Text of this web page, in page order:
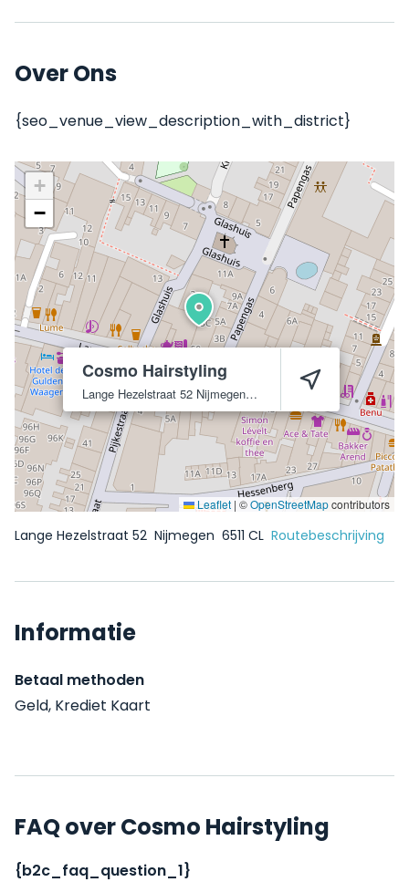
Over Ons
{seo_venue_view_description_with_district}
Cosmo Hairstyling
Lange Hezelstraat 52 Nijmegen 6511 CL
+
−
Leaflet | ©OpenStreetMapcontributors
Lange Hezelstraat 52 Nijmegen 6511 CL Routebeschrijving
Informatie
Betaal methoden
Geld, Krediet Kaart
FAQ over Cosmo Hairstyling
{b2c_faq_question_1}